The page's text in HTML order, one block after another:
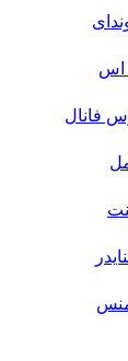
اس
فانال